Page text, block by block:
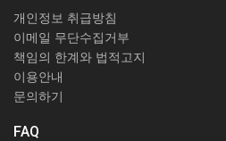
개인정보 취급방침
이메일 무단수집거부
책임의 한계와 법적고지
이용안내
문의하기
FAQ